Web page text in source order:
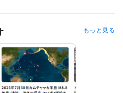
年Java:0年Python:3年SQL:1年
ピング
もっと見る